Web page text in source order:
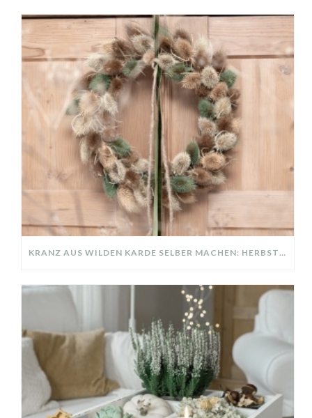
KRANZ AUS WILDEN KARDE SELBER MACHEN: HERBSTDEKO GANZ EINFACH